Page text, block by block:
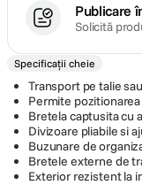
Publicare
Solicită
Specificații cheie
Transport pe talie
Permite
Bretela captusita cu
Divizoare pliabile si
Buzunare de
Bretele externe de
Exterior rezistent la